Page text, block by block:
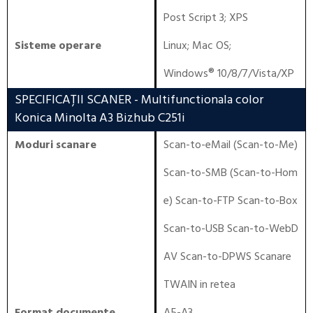
Post Script 3; XPS
Sisteme operare
Linux; Mac OS;
Windows® 10/8/7/Vista/XP
SPECIFICAȚII SCANER- Multifunctionala color
Konica Minolta A3 Bizhub C251i
Moduri scanare
Scan-to-eMail (Scan-to-Me)
Scan-to-SMB (Scan-to-Hom
e) Scan-to-FTP Scan-to-Box
Scan-to-USB Scan-to-WebD
AV Scan-to-DPWS Scanare
TWAIN in retea